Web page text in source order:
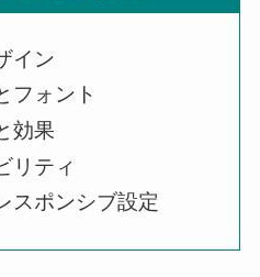
イン
フォント
効果
リティ
スポンシブ設定